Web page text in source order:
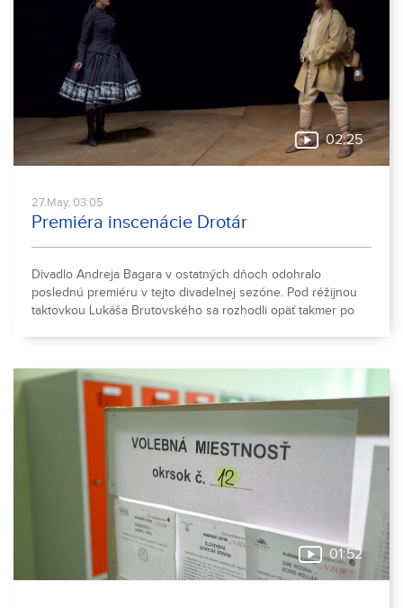
02:25
27.May, 03:05
Premiéra inscenácie Drotár
Divadlo Andreja Bagara v ostatných dňoch odohralo
poslednú premiéru v tejto divadelnej sezóne. Pod réžijnou
taktovkou Lukáša Brutovského sa rozhodli opäť takmer po
01:52